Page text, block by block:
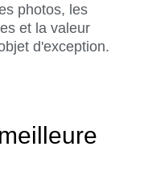
photos, les
et la valeur
d'exception.